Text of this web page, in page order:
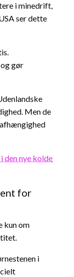
i minedrift,
ser dette
gør
Men de
den nye kolde
for
kun om
i